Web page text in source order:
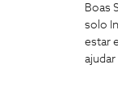
Boas
solo
estar
ajudar